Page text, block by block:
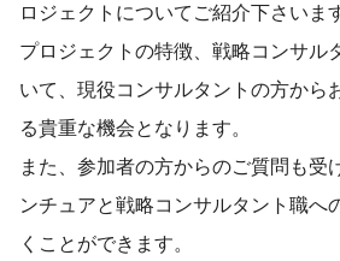
ロジェクトについてご紹介下さいま
プロジェクトの特徴、戦略コンサル
いて、現役コンサルタントの方から
る貴重な機会となります。
また、参加者の方からのご質問も受
ンチュアと戦略コンサルタント職へ
くことができます。